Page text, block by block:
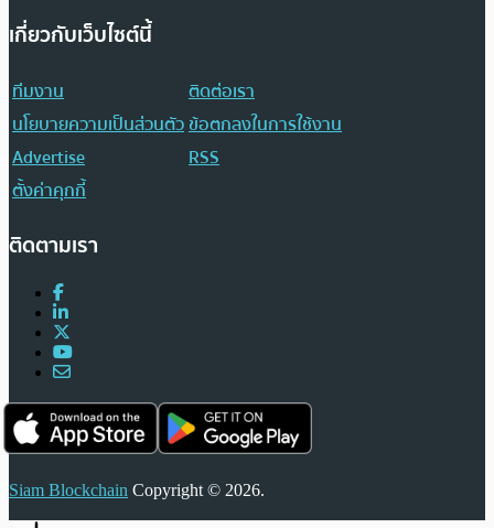
เกี่ยวกับเว็บไซต์นี้
ทีมงาน
ติดต่อเรา
นโยบายความเป็นส่วนตัวข้อตกลงในการใช้งาน
Advertise
RSS
ตั้งค่าคุกกี้
ติดตามเรา
Siam Blockchain Copyright © 2026.